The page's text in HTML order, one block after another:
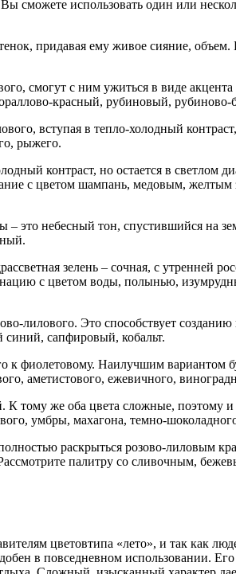
сможете использовать один или
придавая ему живое сияние, объем.
смогут с ним ужиться в виде
красный, рубиновый,
вступая в тепло-холодный
рыжего.
контраст, но остается в светлом
с цветом шампань, медовым, желтым
это небесный тон, спустившийся на
зелень – сочная, с утренней
с цветом воды, полынью,
лилового. Это способствует созданию
синий, сапфировый, кобальт.
к фиолетовому. Наилучшим вариантом
аметистового, ежевичного,
тому же оба цвета сложные, поэтому и
умбры, махагона, темно-
раскрыться розово-лиловым
палитру со сливочным,
цветовтипа «лето», и так как
в повседневном использовании.